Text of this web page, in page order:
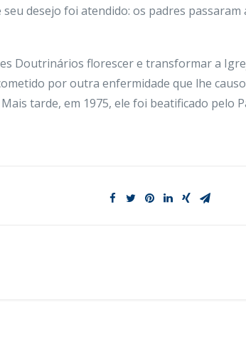
desejo foi atendido: os padres
Doutrinários florescer e transformar a
por outra enfermidade que lhe
tarde, em 1975, ele foi beatificado